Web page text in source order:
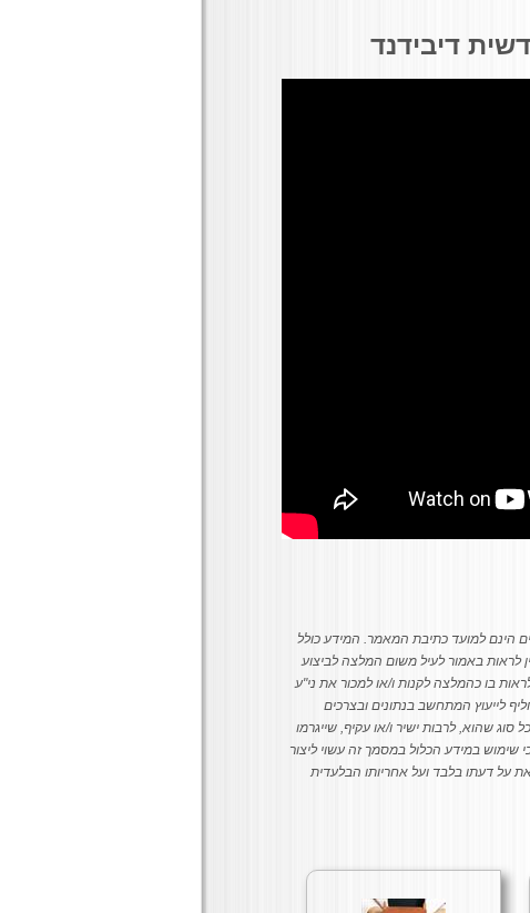
דיבידנד
הינם למועד כתיבת המאמר. המידע כולל
לראות באמור לעיל משום המלצה לביצוע
לראות בו כהמלצה לקנות ו/או למכור את ני"ע
לייעוץ המתחשב בנתונים ובצרכים
שהוא, לרבות ישיר ו/או עקיף, שייגרמו
שימוש במידע הכלול במסמך זה עשוי ליצור
על דעתו בלבד ועל אחריותו הבלעדית